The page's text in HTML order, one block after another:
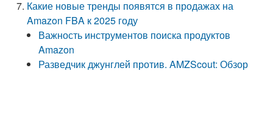
Какие новые тренды появятся в продажах на
Amazon FBA к 2025 году
Важность инструментов поиска продуктов
Amazon
Разведчик джунглей против. AMZScout: Обзор